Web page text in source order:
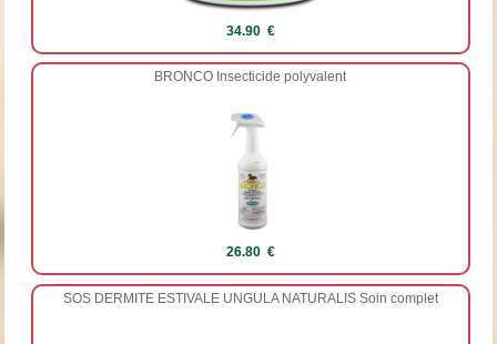
34.90 €
BRONCO Insecticide polyvalent
26.80 €
SOS DERMITE ESTIVALE UNGULA NATURALIS Soin complet